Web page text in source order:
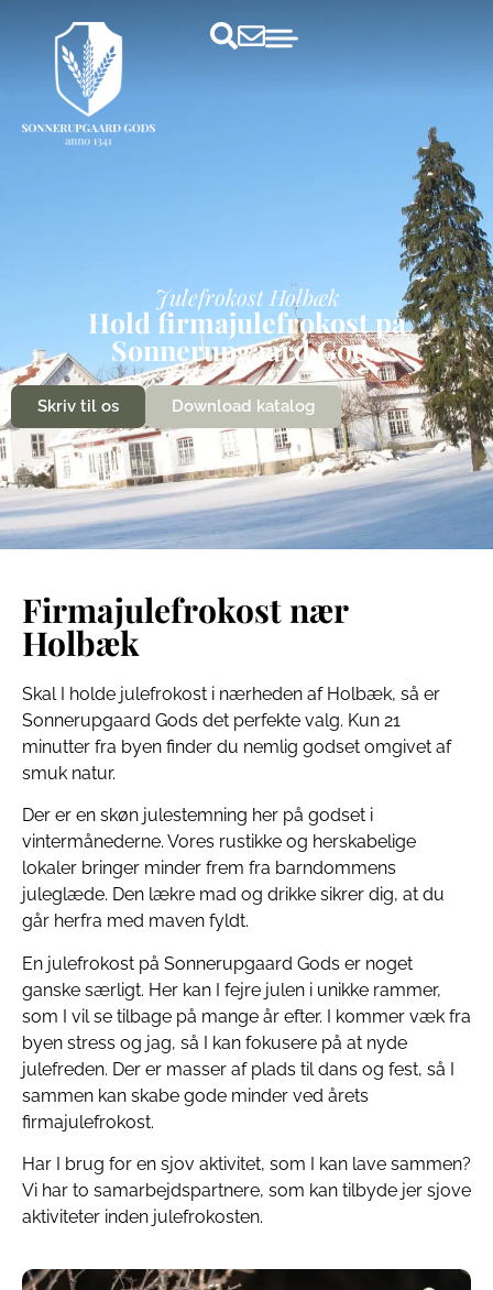
Julefrokost Holbæk
Hold firmajulefrokost på
Sonnerupgaard Gods
Skriv til os Download katalog
Firmajulefrokost nær
Holbæk
Skal I holde julefrokost i nærheden af Holbæk, så er
Sonnerupgaard Gods det perfekte valg. Kun 21
minutter fra byen finder du nemlig godset omgivet af
smuk natur.
Der er en skøn julestemning her på godset i
vintermånederne. Vores rustikke og herskabelige
lokaler bringer minder frem fra barndommens
juleglæde. Den lækre mad og drikke sikrer dig, at du
går herfra med maven fyldt.
En julefrokost på Sonnerupgaard Gods er noget
ganske særligt. Her kan I fejre julen i unikke rammer,
som I vil se tilbage på mange år efter. I kommer væk fra
byen stress og jag, så I kan fokusere på at nyde
julefreden. Der er masser af plads til dans og fest, så I
sammen kan skabe gode minder ved årets
firmajulefrokost.
Har I brug for en sjov aktivitet, som I kan lave sammen?
Vi har to samarbejdspartnere, som kan tilbyde jer sjove
aktiviteter inden julefrokosten.